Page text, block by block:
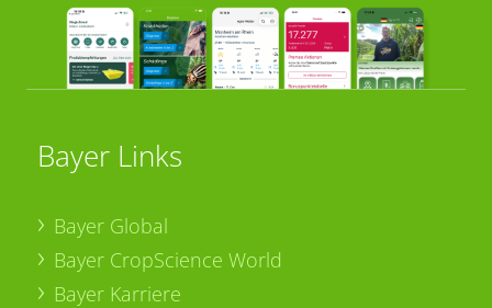
Bayer Links
Bayer Global
Bayer CropScience World
Bayer Karriere